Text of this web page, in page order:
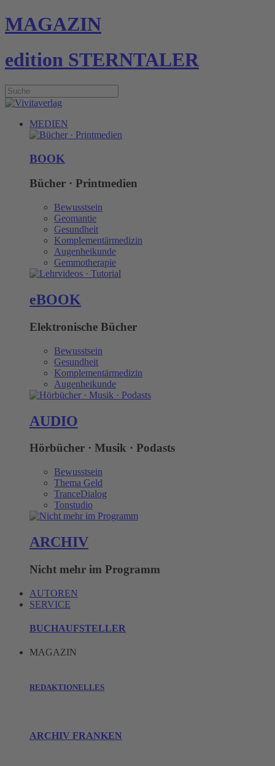
MAGAZIN
edition STERNTALER
MEDIEN
BOOK
Bücher · Printmedien
Bewusstsein
Geomantie
Gesundheit
Komplementärmedizin
Augenheikunde
Gemmotherapie
eBOOK
Elektronische Bücher
Bewusstsein
Gesundheit
Komplementärmedizin
Augenheikunde
AUDIO
Hörbücher · Musik · Podasts
Bewusstsein
Thema Geld
TranceDialog
Tonstudio
ARCHIV
Nicht mehr im Programm
AUTOREN
SERVICE
BUCHAUFSTELLER
MAGAZIN
REDAKTIONELLES
ARCHIV FRANKEN